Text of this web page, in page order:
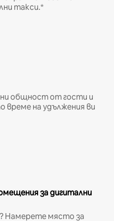
такси.*
общност от гости и
време на удължения ви
за дигитални
Намерете място за